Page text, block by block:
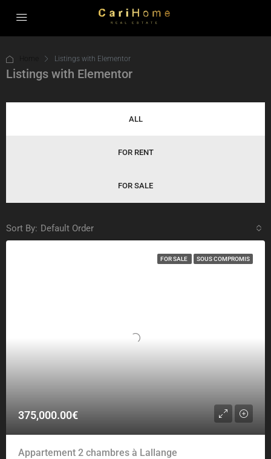
Listings with Elementor
Listings with Elementor
ALL
FOR RENT
FOR SALE
Sort By: Default Order
FOR SALE SOUS COMPROMIS
375,000.00€
Appartement 2 chambres à Lallange